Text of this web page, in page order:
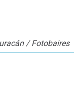
/ Fotobaires